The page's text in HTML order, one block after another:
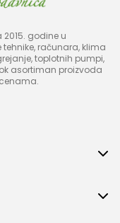
godine u
računara, klima
toplotnih pumpi,
asortiman proizvoda